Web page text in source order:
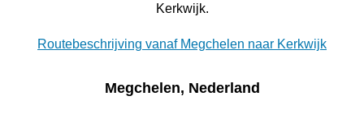
Kerkwijk.
Routebeschrijving vanaf Megchelen naar Kerkwijk
Megchelen, Nederland